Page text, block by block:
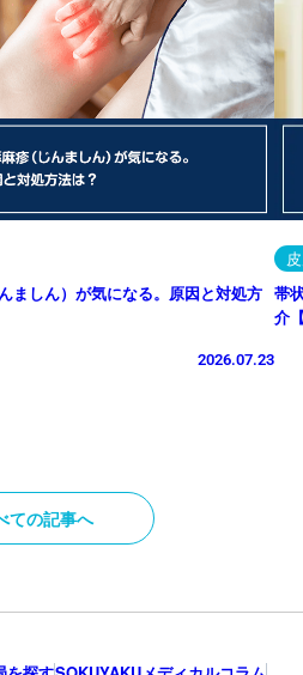
ましん）が気になる。原因と対処方
2026.07.23
帯
介
ての記事へ